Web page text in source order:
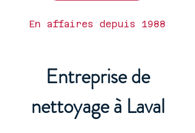
En affaires depuis 1988
Entreprise de
nettoyage à Laval